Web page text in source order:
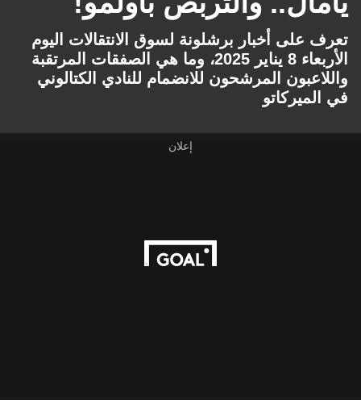
تعرف على أخبار برشلونة لسوق الانتقالات اليوم
الأربعاء 8 يناير 2025، وما هي الصفقات المرتقبة
واللاعبون المرشحون للانضمام للنادي الكتالوني
في الميركاتو